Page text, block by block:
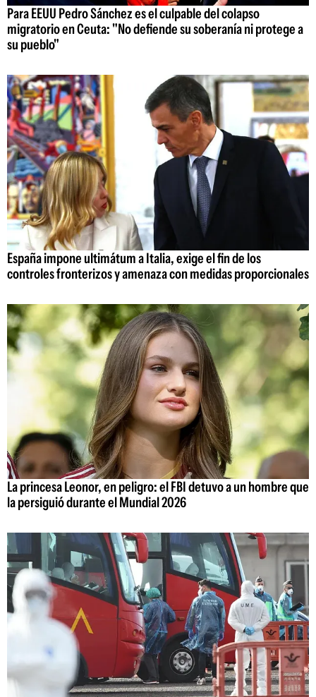
Para EEUU Pedro Sánchez es el culpable del colapso
migratorio en Ceuta: "No defiende su soberanía ni protege a
su pueblo"
España impone ultimátum a Italia, exige el fin de los
controles fronterizos y amenaza con medidas proporcionales
La princesa Leonor, en peligro: el FBI detuvo a un hombre que
la persiguió durante el Mundial 2026